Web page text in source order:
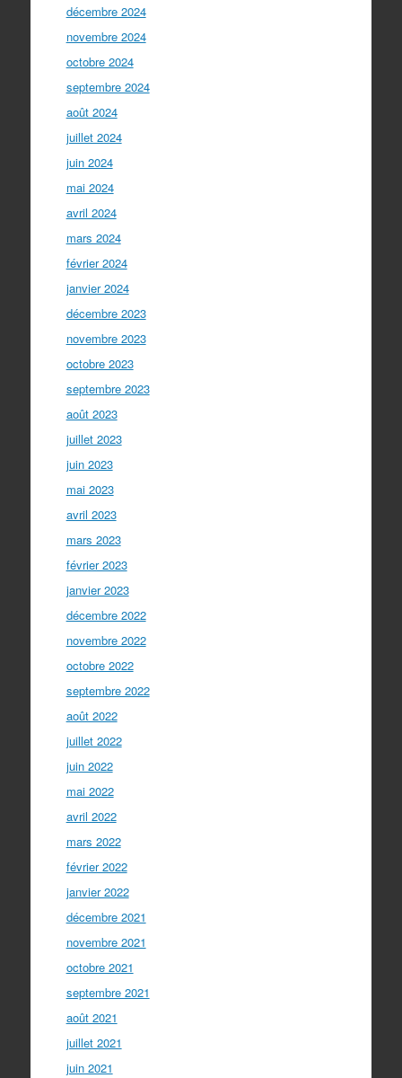
décembre 2024
novembre 2024
octobre 2024
septembre 2024
août 2024
juillet 2024
juin 2024
mai 2024
avril 2024
mars 2024
février 2024
janvier 2024
décembre 2023
novembre 2023
octobre 2023
septembre 2023
août 2023
juillet 2023
juin 2023
mai 2023
avril 2023
mars 2023
février 2023
janvier 2023
décembre 2022
novembre 2022
octobre 2022
septembre 2022
août 2022
juillet 2022
juin 2022
mai 2022
avril 2022
mars 2022
février 2022
janvier 2022
décembre 2021
novembre 2021
octobre 2021
septembre 2021
août 2021
juillet 2021
juin 2021